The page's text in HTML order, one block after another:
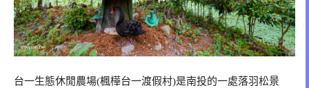
台一生態休閒農場(楓樺台一渡假村)是南投的一處落羽松景